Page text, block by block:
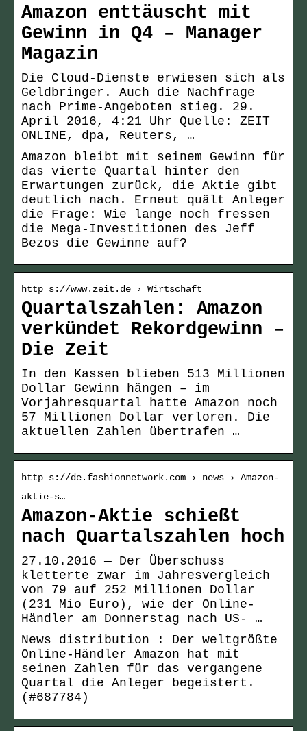
Amazon enttäuscht mit
Gewinn in Q4 – Manager
Magazin
Die Cloud-Dienste erwiesen sich als
Geldbringer. Auch die Nachfrage
nach Prime-Angeboten stieg. 29.
April 2016, 4:21 Uhr Quelle: ZEIT
ONLINE, dpa, Reuters, …
Amazon bleibt mit seinem Gewinn für
das vierte Quartal hinter den
Erwartungen zurück, die Aktie gibt
deutlich nach. Erneut quält Anleger
die Frage: Wie lange noch fressen
die Mega-Investitionen des Jeff
Bezos die Gewinne auf?
http s://www.zeit.de › Wirtschaft
Quartalszahlen: Amazon
verkündet Rekordgewinn –
Die Zeit
In den Kassen blieben 513 Millionen
Dollar Gewinn hängen – im
Vorjahresquartal hatte Amazon noch
57 Millionen Dollar verloren. Die
aktuellen Zahlen übertrafen …
http s://de.fashionnetwork.com › news › Amazon-
aktie-s…
Amazon-Aktie schießt
nach Quartalszahlen hoch
27.10.2016 — Der Überschuss
kletterte zwar im Jahresvergleich
von 79 auf 252 Millionen Dollar
(231 Mio Euro), wie der Online-
Händler am Donnerstag nach US- …
News distribution : Der weltgrößte
Online-Händler Amazon hat mit
seinen Zahlen für das vergangene
Quartal die Anleger begeistert.
(#687784)